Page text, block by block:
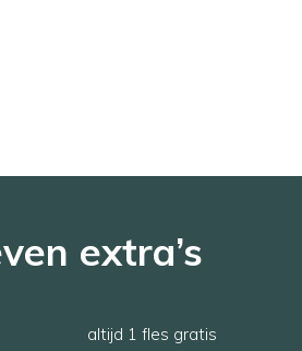
extra’s
altijd 1 fles gratis